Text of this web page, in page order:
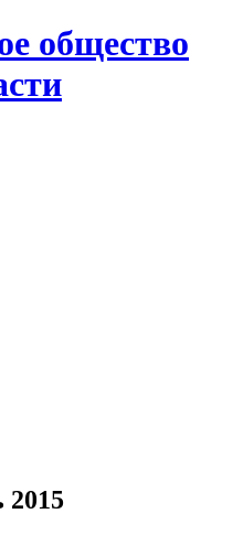
общество
2015